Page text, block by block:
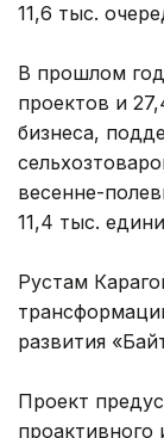
11,6 тыс.
В прошлом
проектов и
бизнеса,
весенне-
11,4 тыс.
Рустам
развития
Проект
проактивного